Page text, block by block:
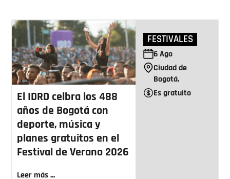
El IDRD celbra los 488
años de Bogotá con
deporte, música y
planes gratuitos en el
Festival de Verano 2026
Leer más ...
FESTIVALES
6Ago
Ciudad de
Bogotá.
Es gratuito